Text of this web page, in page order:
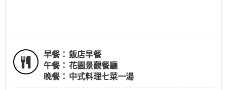
早餐： 飯店早餐
午餐： 花園景觀餐廳
晚餐： 中式料理七菜一湯